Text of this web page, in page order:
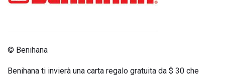
© Benihana
Benihana ti invierà una carta regalo gratuita da $ 30 che